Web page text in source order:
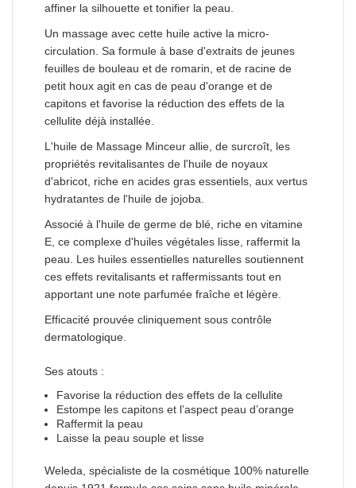
affiner la silhouette et tonifier la peau.
Un massage avec cette huile active la micro-
circulation. Sa formule à base d'extraits de jeunes
feuilles de bouleau et de romarin, et de racine de
petit houx agit en cas de peau d'orange et de
capitons et favorise la réduction des effets de la
cellulite déjà installée.
L'huile de Massage Minceur allie, de surcroît, les
propriétés revitalisantes de l'huile de noyaux
d'abricot, riche en acides gras essentiels, aux vertus
hydratantes de l'huile de jojoba.
Associé à l'huile de germe de blé, riche en vitamine
E, ce complexe d'huiles végétales lisse, raffermit la
peau. Les huiles essentielles naturelles soutiennent
ces effets revitalisants et raffermissants tout en
apportant une note parfumée fraîche et légère.
Efficacité prouvée cliniquement sous contrôle
dermatologique.
Ses atouts :
Favorise la réduction des effets de la cellulite
Estompe les capitons et l’aspect peau d’orange
Raffermit la peau
Laisse la peau souple et lisse
Weleda, spécialiste de la cosmétique 100% naturelle